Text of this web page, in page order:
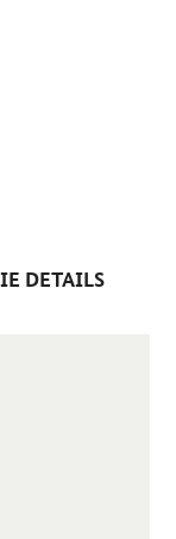
DETAILS